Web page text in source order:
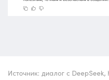
Источник: диалог с